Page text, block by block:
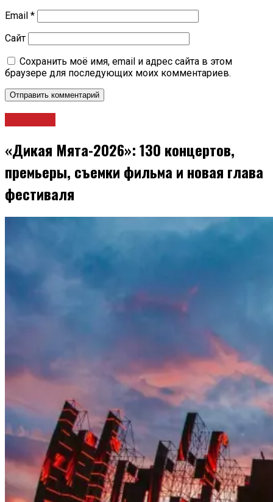
Email *
Сайт
Сохранить моё имя, email и адрес сайта в этом
браузере для последующих моих комментариев.
«Дикая Мята-2026»: 130 концертов,
премьеры, съемки фильма и новая глава
фестиваля